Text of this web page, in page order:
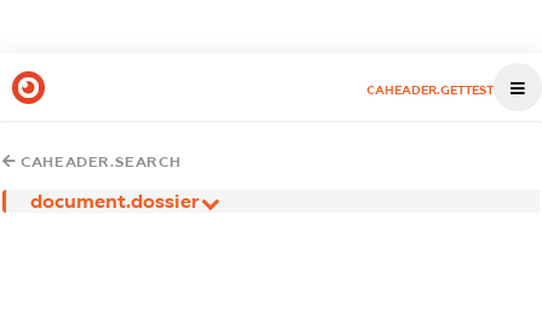
CAHEADER.GETTEST
CAHEADER.SEARCH
document.dossier